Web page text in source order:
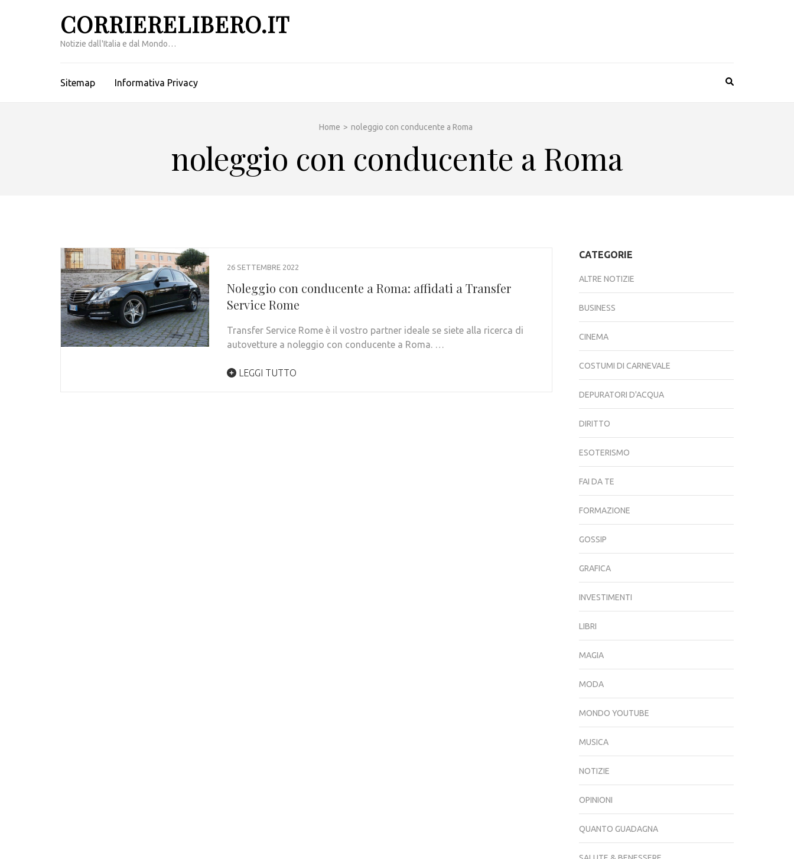
CORRIERELIBERO.IT
Notizie dall'Italia e dal Mondo…
Sitemap Informativa Privacy
Home > noleggio con conducente a Roma
noleggio con conducente a Roma
26 SETTEMBRE 2022
Noleggio con conducente a Roma: affidati a Transfer
Service Rome
Transfer Service Rome è il vostro partner ideale se siete alla ricerca di
autovetture a noleggio con conducente a Roma. …
LEGGI TUTTO
CATEGORIE
ALTRE NOTIZIE
BUSINESS
CINEMA
COSTUMI DI CARNEVALE
DEPURATORI D'ACQUA
DIRITTO
ESOTERISMO
FAI DA TE
FORMAZIONE
GOSSIP
GRAFICA
INVESTIMENTI
LIBRI
MAGIA
MODA
MONDO YOUTUBE
MUSICA
NOTIZIE
OPINIONI
QUANTO GUADAGNA